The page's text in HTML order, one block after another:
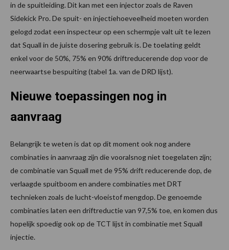
in de spuitleiding. Dit kan met een injector zoals de Raven
Sidekick Pro. De spuit- en injectiehoeveelheid moeten worden
gelogd zodat een inspecteur op een schermpje valt uit te lezen
dat Squall in de juiste dosering gebruik is. De toelating geldt
enkel voor de 50%, 75% en 90% driftreducerende dop voor de
neerwaartse bespuiting (tabel 1a. van de DRD lijst).
Nieuwe toepassingen nog in
aanvraag
Belangrijk te weten is dat op dit moment ook nog andere
combinaties in aanvraag zijn die vooralsnog niet toegelaten zijn;
de combinatie van Squall met de 95% drift reducerende dop, de
verlaagde spuitboom en andere combinaties met DRT
technieken zoals de lucht-vloeistof mengdop. De genoemde
combinaties laten een driftreductie van 97,5% toe, en komen dus
hopelijk spoedig ook op de TCT lijst in combinatie met Squall
injectie.